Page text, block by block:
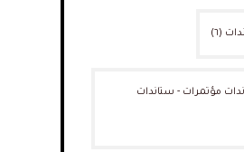
(٦)
مؤتمرات - ستاندات